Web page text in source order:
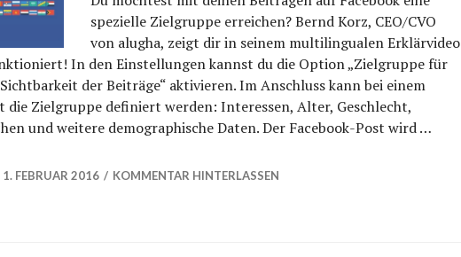
spezielle Zielgruppe erreichen? Bernd Korz, CEO/CVO
von alugha, zeigt dir in seinem multilingualen Erklärvideo
In den Einstellungen kannst du die Option „Zielgruppe für
der Beiträge“ aktivieren. Im Anschluss kann bei einem
die Zielgruppe definiert werden: Interessen, Alter, Geschlecht,
und weitere demographische Daten. Der Facebook-Post wird …
auf FB posten – Zielgruppe definieren
1. FEBRUAR 2016 KOMMENTAR HINTERLASSEN